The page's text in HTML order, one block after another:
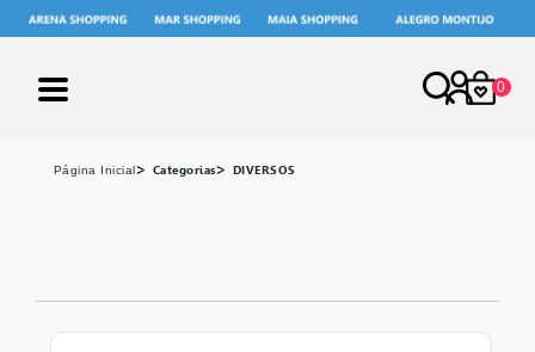
0
página inicial Categorias DIVERSOS